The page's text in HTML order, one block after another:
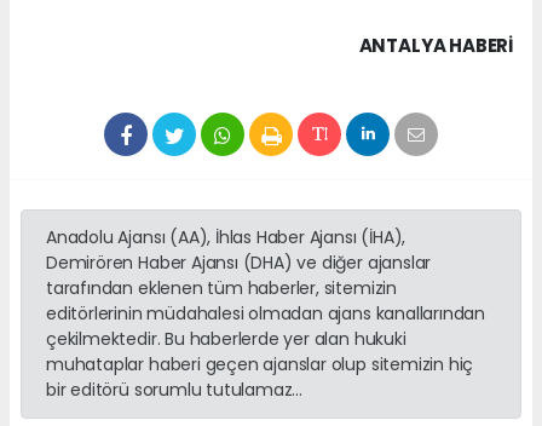
ANTALYA HABERİ
Anadolu Ajansı (AA), İhlas Haber Ajansı (İHA),
Demirören Haber Ajansı (DHA) ve diğer ajanslar
tarafından eklenen tüm haberler, sitemizin
editörlerinin müdahalesi olmadan ajans kanallarından
çekilmektedir. Bu haberlerde yer alan hukuki
muhataplar haberi geçen ajanslar olup sitemizin hiç
bir editörü sorumlu tutulamaz...